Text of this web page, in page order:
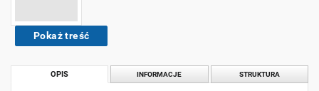
Pokaż treść
OPIS INFORMACJE STRUKTURA